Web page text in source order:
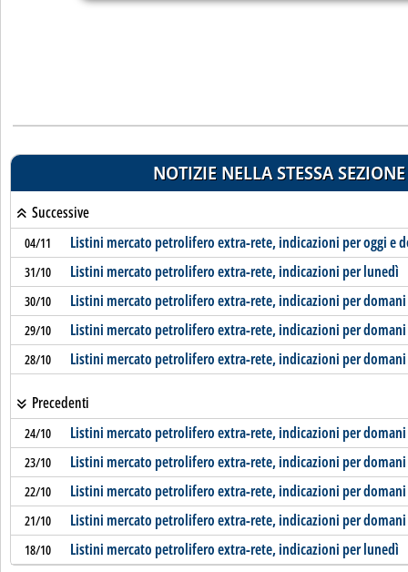
NOTIZIE NELLA STESSA SEZIONE
Successive
04/11 Listini mercato petrolifero extra-rete, indicazioni per oggi e
31/10 Listini mercato petrolifero extra-rete, indicazioni per lunedì
30/10 Listini mercato petrolifero extra-rete, indicazioni per domani
29/10 Listini mercato petrolifero extra-rete, indicazioni per domani
28/10 Listini mercato petrolifero extra-rete, indicazioni per domani
Precedenti
24/10 Listini mercato petrolifero extra-rete, indicazioni per domani
23/10 Listini mercato petrolifero extra-rete, indicazioni per domani
22/10 Listini mercato petrolifero extra-rete, indicazioni per domani
21/10 Listini mercato petrolifero extra-rete, indicazioni per domani
18/10 Listini mercato petrolifero extra-rete, indicazioni per lunedì